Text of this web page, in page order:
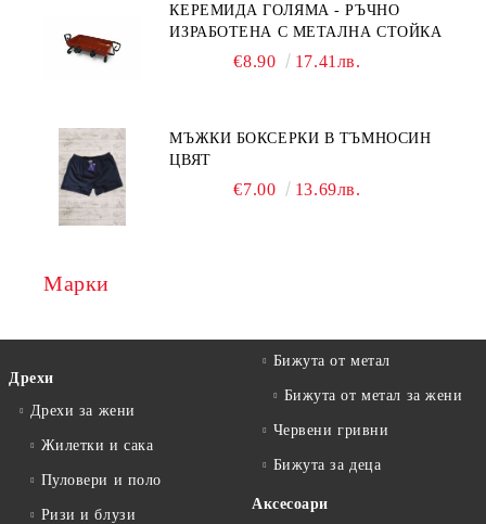
КЕРЕМИДА ГОЛЯМА - РЪЧНО
ИЗРАБОТЕНА С МЕТАЛНА СТОЙКА
€8.90 17.41лв.
МЪЖКИ БОКСЕРКИ В ТЪМНОСИН
ЦВЯТ
€7.00 13.69лв.
Марки
Дрехи
Дрехи за жени
Жилетки и сака
Пуловери и поло
Ризи и блузи
Бижута от метал
Бижута от метал за жени
Червени гривни
Бижута за деца
Аксесоари